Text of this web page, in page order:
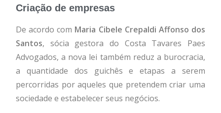
Criação de empresas
De acordo com Maria Cibele Crepaldi Affonso dos
Santos, sócia gestora do Costa Tavares Paes
Advogados, a nova lei também reduz a burocracia,
a quantidade dos guichês e etapas a serem
percorridas por aqueles que pretendem criar uma
sociedade e estabelecer seus negócios.